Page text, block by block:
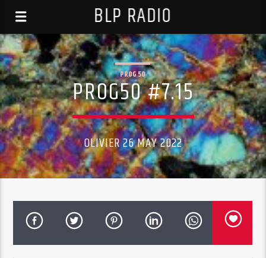
BLP RADIO
PROG 50
PROG50 #7.15
OLIVIER 26 MAY 2022